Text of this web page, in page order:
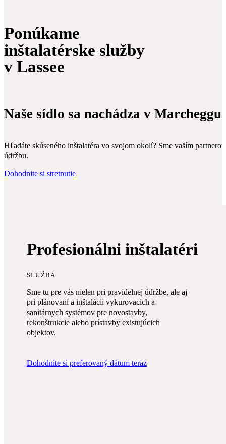
Ponúkame
inštalatérske služby
v Lassee
Naše sídlo sa nachádza v Marcheggu
Hľadáte skúseného inštalatéra vo svojom okolí? Sme vaším
údržbu.
Dohodnite si stretnutie
Profesionálni inštalatéri
SLUŽBA
Sme tu pre vás nielen pri pravidelnej údržbe, ale aj
pri plánovaní a inštalácii vykurovacích a
sanitárnych systémov pre novostavby,
rekonštrukcie alebo prístavby existujúcich
objektov.
Dohodnite si preferovaný dátum teraz